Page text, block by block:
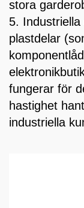
stora
5.
plastdelar
fungerar för
hastighet
industriella